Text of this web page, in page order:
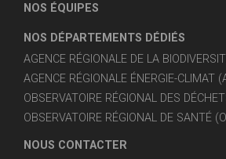
NOS ÉQUIPES
NOS DÉPARTEMENTS DÉDIÉS
AGENCE RÉGIONALE DE LA
AGENCE RÉGIONALE ÉNERGIE-CLIMAT
OBSERVATOIRE RÉGIONAL DES
OBSERVATOIRE RÉGIONAL DE SANTÉ
NOUS CONTACTER